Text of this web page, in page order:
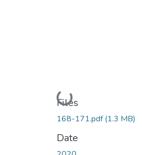
Loading...
Files
168-171.pdf(1.3 MB)
Date